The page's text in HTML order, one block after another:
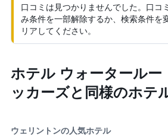
口コミは見つかりませんでした。口コ
み条件を一部解除するか、検索条件を
リアしてください。
ホテル ウォータールー
ッカーズと同様のホテ
ウェリントンの人気ホテル